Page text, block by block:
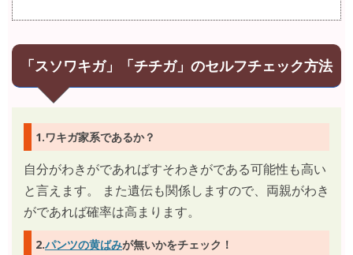
「スソワキガ」「チチガ」のセルフチェック方法
1.ワキガ家系であるか？
自分がわきがであればすそわきがである可能性も高い
と言えます。 また遺伝も関係しますので、両親がわき
がであれば確率は高まります。
2.パンツの黄ばみが無いかをチェック！